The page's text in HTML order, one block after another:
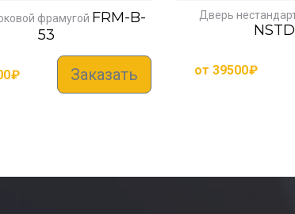
фрамугой FRM-B-
53
₽ Заказать
Дверь
от 39500₽